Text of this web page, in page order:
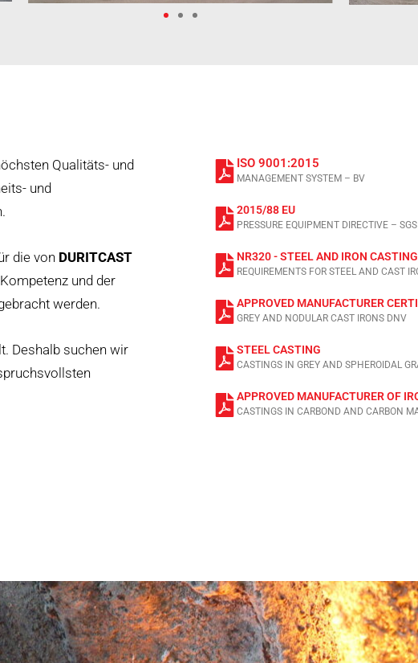
Qualitäts- und
und
die von DURITCAST
und der
werden.
Deshalb suchen wir
ISO 9001:2015
MANAGEMENT SYSTEM – BV
2015/88 EU
PRESSURE EQUIPMENT DIRECTIVE – SGS
NR320 - STEEL AND IRON CASTING
REQUIREMENTS FOR STEEL AND CAST
APPROVED MANUFACTURER
GREY AND NODULAR CAST IRONS DNV
STEEL CASTING
CASTINGS IN GREY AND SPHEROIDAL
APPROVED MANUFACTURER OF
CASTINGS IN CARBOND AND CARBON